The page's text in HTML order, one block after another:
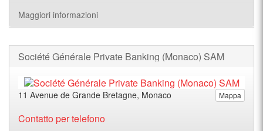
Maggiori informazioni
Société Générale Private Banking (Monaco) SAM
Mappa
11 Avenue de Grande Bretagne, Monaco
Contatto per telefono